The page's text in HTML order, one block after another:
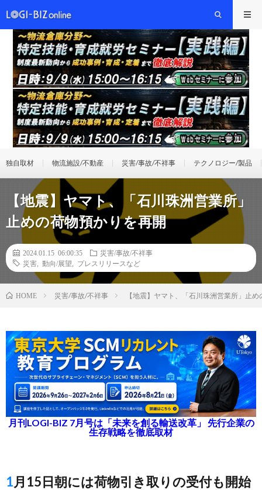
独自取材 物流施設/不動産 災害/事故/不祥事 テクノロジー/製品
【地震】ヤマト、「石川珠洲営業所」
止めの荷物預かりを再開
2024.01.15 06:00:35
災害/事故/不祥事
災害
動向/展望 プレスリリースなど
HOME 災害/事故/不祥事 【地震】ヤマト、「石川珠洲営業所」止
月刊LOGI-BIZ 7月号は「未来を創る輸送改革」 先行企業の
生存戦略を徹底取材
1月15日朝には荷物引き取りの受付も開始